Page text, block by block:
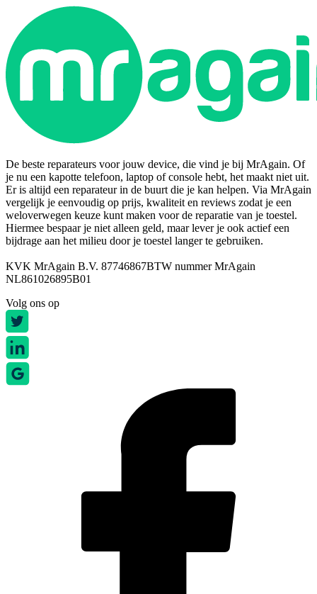
De beste reparateurs voor jouw device, die vind je bij MrAgain. Of
je nu een kapotte telefoon, laptop of console hebt, het maakt niet uit.
Er is altijd een reparateur in de buurt die je kan helpen. Via MrAgain
vergelijk je eenvoudig op prijs, kwaliteit en reviews zodat je een
weloverwegen keuze kunt maken voor de reparatie van je toestel.
Hiermee bespaar je niet alleen geld, maar lever je ook actief een
bijdrage aan het milieu door je toestel langer te gebruiken.
KVK MrAgain B.V. 87746867BTW nummer MrAgain
NL861026895B01
Volg ons op